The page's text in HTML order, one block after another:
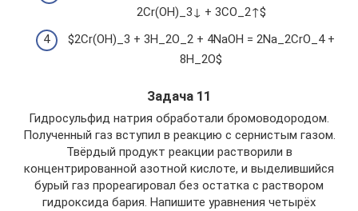
2Cr(OH)_3↓ + 3CO_2↑$
$2Cr(OH)_3 + 3H_2O_2 + 4NaOH = 2Na_2CrO_4 +
8H_2O$
Задача 11
Гидросульфид натрия обработали бромоводородом.
Полученный газ вступил в реакцию с сернистым газом.
Твёрдый продукт реакции растворили в
концентрированной азотной кислоте, и выделившийся
бурый газ прореагировал без остатка с раствором
гидроксида бария. Напишите уравнения четырёх